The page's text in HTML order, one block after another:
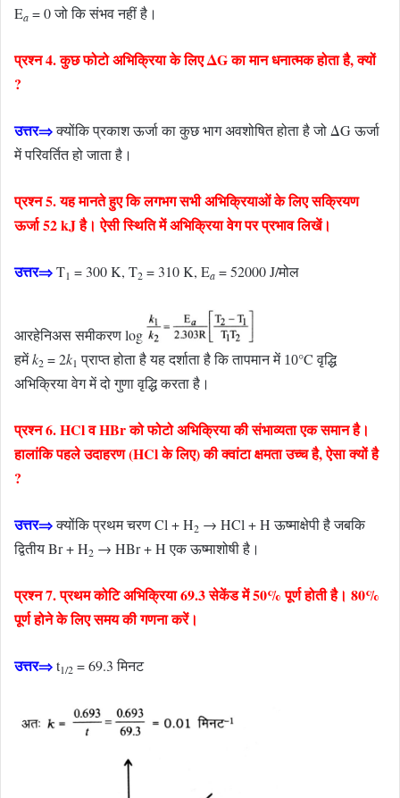
Ea = 0 जो कि संभव नहीं है।
प्रश्न 4. कुछ फोटो अभिक्रिया के लिए ΔG का मान धनात्मक होता है, क्यों
?
उत्तर⇒क्योंकि प्रकाश ऊर्जा का कुछ भाग अवशोषित होता है जो ΔG ऊर्जा
में परिवर्तित हो जाता है।
प्रश्न 5. यह मानते हुए कि लगभग सभी अभिक्रियाओं के लिए सक्रियण
ऊर्जा 52 kJ है। ऐसी स्थिति में अभिक्रिया वेग पर प्रभाव लिखें।
उत्तर⇒T1 = 300 K, T2 = 310 K, Ea = 52000 J/मोल
आरहेनिअस समीकरण log
हमेंk2 = 2k1 प्राप्त होता है यह दर्शाता है कि तापमान में10°C वृद्धि
अभिक्रिया वेग में दो गुणा वृद्धि करता है।
प्रश्न 6. HCl व HBr को फोटो अभिक्रिया की संभाव्यता एक समान है।
हालांकि पहले उदाहरण (HCl के लिए) की क्वांटा क्षमता उच्च है, ऐसा क्यों है
?
उत्तर⇒क्योंकि प्रथम चरण Cl + H2 → HCl + H ऊष्माक्षेपी है जबकि
द्वितीय Br + H2 → HBr + H एक ऊष्माशोषी है।
प्रश्न 7. प्रथम कोटि अभिक्रिया 69.3 सेकेंड में 50% पूर्ण होती है। 80%
पूर्ण होने के लिए समय की गणना करें।
उत्तर⇒t1/2 = 69.3 मिनट